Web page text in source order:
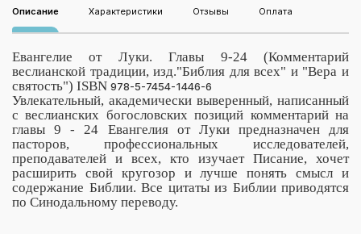
Описание Характеристики Отзывы Оплата
Евангелие от Луки. Главы 9-24 (Комментарий
веслианской традиции, изд."Библия для всех" и "Вера и
святость") ISBN 978-5-7454-1446-6
Увлекательный, академически выверенный, написанный
с веслианских богословских позиций комментарий на
главы 9 - 24 Евангелия от Луки предназначен для
пасторов, профессиональных исследователей,
преподавателей и всех, кто изучает Писание, хочет
расширить свой кругозор и лучше понять смысл и
содержание Библии. Все цитаты из Библии приводятся
по Синодальному переводу.